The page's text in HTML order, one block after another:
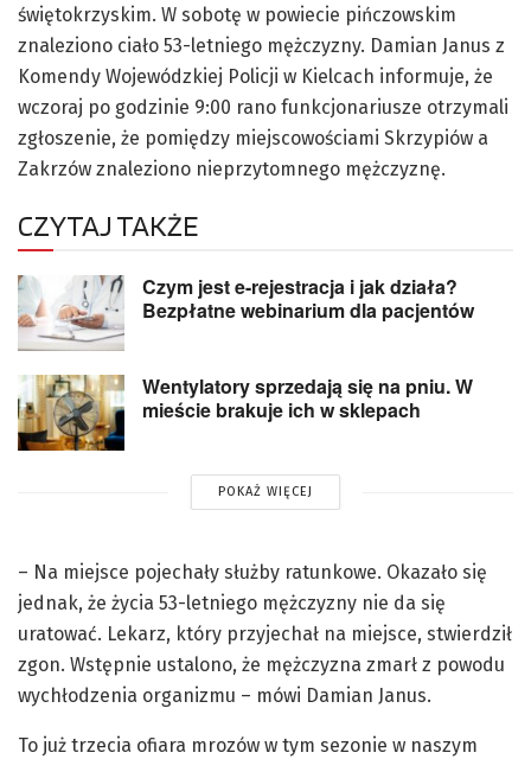
świętokrzyskim. W sobotę w powiecie pińczowskim
znaleziono ciało 53-letniego mężczyzny. Damian Janus z
Komendy Wojewódzkiej Policji w Kielcach informuje, że
wczoraj po godzinie 9:00 rano funkcjonariusze otrzymali
zgłoszenie, że pomiędzy miejscowościami Skrzypiów a
Zakrzów znaleziono nieprzytomnego mężczyznę.
CZYTAJ TAKŻE
Czym jest e-rejestracja i jak działa?
Bezpłatne webinarium dla pacjentów
Wentylatory sprzedają się na pniu. W
mieście brakuje ich w sklepach
POKAŻ WIĘCEJ
– Na miejsce pojechały służby ratunkowe. Okazało się
jednak, że życia 53-letniego mężczyzny nie da się
uratować. Lekarz, który przyjechał na miejsce, stwierdził
zgon. Wstępnie ustalono, że mężczyzna zmarł z powodu
wychłodzenia organizmu – mówi Damian Janus.
To już trzecia ofiara mrozów w tym sezonie w naszym